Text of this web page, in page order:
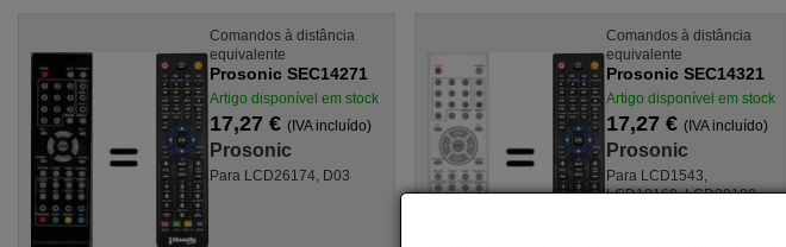
Comandos à distância
equivalente
Prosonic SEC14271
Artigo disponível em stock
17,27 € (IVA incluído)
Prosonic
Para LCD26174, D03
Comandos à distância
equivalente
Prosonic SEC14321
Artigo disponível em stock
17,27 € (IVA incluído)
Prosonic
Para LCD1543,
LCD19169, LCD20180,